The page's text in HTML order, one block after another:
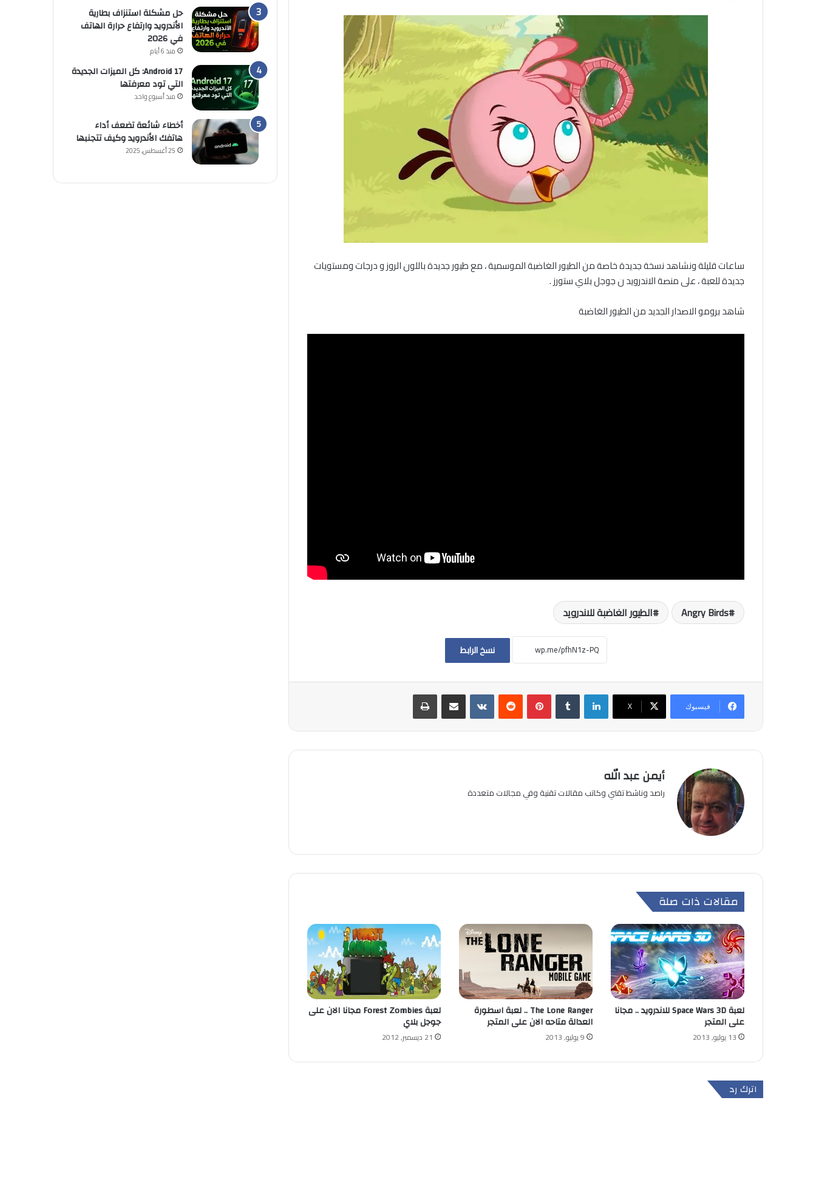
ساعات قليلة ونشاهد نسخة جديدة خاصة من الطيور الغاضبة الموسمية ، مع طيور جديدة باللون الروز و درجات ومستويات
جديدة للعبة ، على منصة الاندرويد ن جوجل بلاي ستورز .
شاهد برومو الاصدار الجديد من الطيور الغاضبة
Angry Birds الطيور الغاضبة للاندرويد
نسخ الرابط
فيسبوك ‫X
لينكدإن بينتيريست مشاركة عبر البريد طباعة
أيمن عبد الله
راصد وناشط تقني وكاتب مقالات تقنية وفي مجالات متعددة
مقالات ذات صلة
لعبة Space Wars 3D للاندرويد .. مجانا
على المتجر
13 يوليو, 2013
The Lone Ranger .. لعبة اسطورة
العدالة متاحه الان على المتجر
9 يوليو, 2013
لعبة Forest Zombies مجانا الان على
جوجل بلاي
21 ديسمبر, 2012
اترك رد
حل مشكلة استنزاف بطارية
الأندرويد وارتفاع حرارة الهاتف
في 2026
منذ 6 أيام
Android 17: كل الميزات الجديدة
التي تود معرفتها
منذ أسبوع واحد
أخطاء شائعة تضعف أداء
هاتفك الأندرويد وكيف تتجنبها
25 أغسطس, 2025